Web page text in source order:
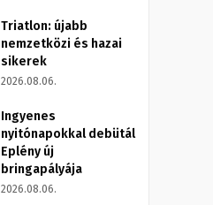
Triatlon: újabb
nemzetközi és hazai
sikerek
2026.08.06.
Ingyenes
nyitónapokkal debütál
Eplény új
bringapályája
2026.08.06.